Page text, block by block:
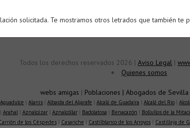
solicitada. Te mostramos otros letrados que también te
Todos los derechos reservados 2026 | Aviso Legal |
Quienes somos
webs amigas | Poblaciones | Abogados de Sevilla
Aguadulce | Alanis | Albaida del Aljarafe | Alcalá de Guadaíra | Alcalá del Río |
Arahal| Aznalcázar| Aznalcóllar| Badolatosa | Benacazón | Bollullos de la
de los Céspedes| Casariche | Castilblanco de los Arroyos| Castilleja de